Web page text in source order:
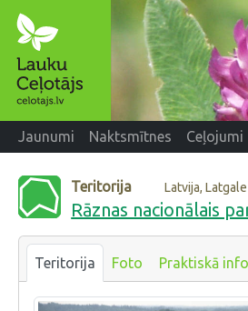
Jaunumi Naktsmītnes Ceļojumi
Teritorija Latvija, Latgale
Rāznas nacionālais
Teritorija Foto Praktiskā info